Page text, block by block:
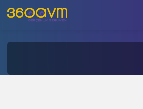
İletişim: +90 850 532 9312